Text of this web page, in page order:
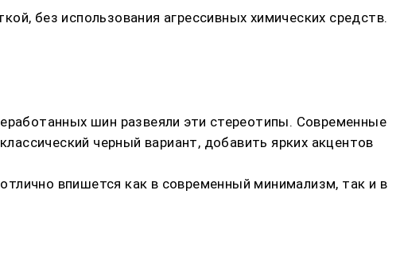
без использования агрессивных химических средств.
шин развеяли эти стереотипы. Современные
черный вариант, добавить ярких акцентов
впишется как в современный минимализм, так и в